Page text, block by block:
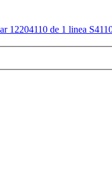
12204110 de 1 linea